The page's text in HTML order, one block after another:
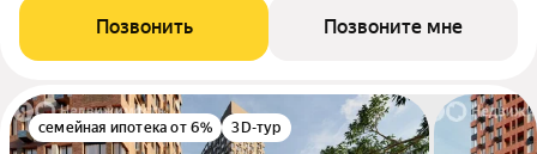
Позвонить Позвоните мне
семейная ипотека от 6% 3D-тур